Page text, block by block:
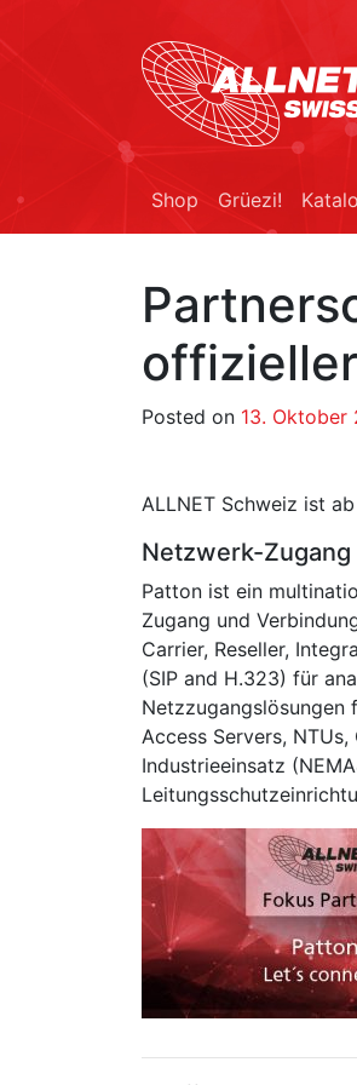
Shop Grüezi!
Posted on 13. Oktober
ALLNET Schweiz ist
Netzwerk-
Patton ist ein
Zugang und
Carrier, Reseller,
(SIP and H.323) für
Netzzugangslösungen
Access Servers,
Industrieeinsatz